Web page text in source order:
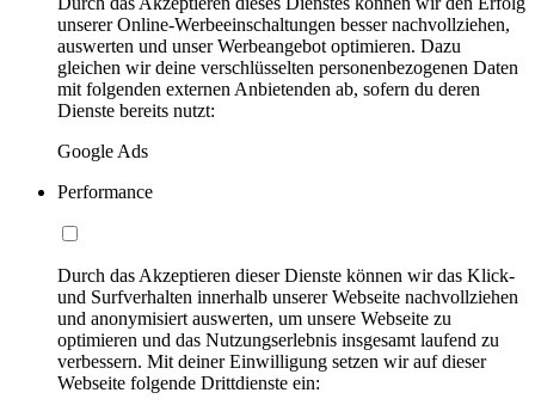
unserer Online-Werbeeinschaltungen besser nachvollziehen,
auswerten und unser Werbeangebot optimieren. Dazu
gleichen wir deine verschlüsselten personenbezogenen Daten
mit folgenden externen Anbietenden ab, sofern du deren
Dienste bereits nutzt:
Google Ads
Performance
Durch das Akzeptieren dieser Dienste können wir das Klick-
und Surfverhalten innerhalb unserer Webseite nachvollziehen
und anonymisiert auswerten, um unsere Webseite zu
optimieren und das Nutzungserlebnis insgesamt laufend zu
verbessern. Mit deiner Einwilligung setzen wir auf dieser
Webseite folgende Drittdienste ein: